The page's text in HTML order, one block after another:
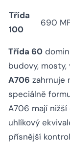
Třída
100
690
Třída 60
budovy,
A706 zahrnuje
speciálně
A706 mají nižší
uhlíkový
přísnější